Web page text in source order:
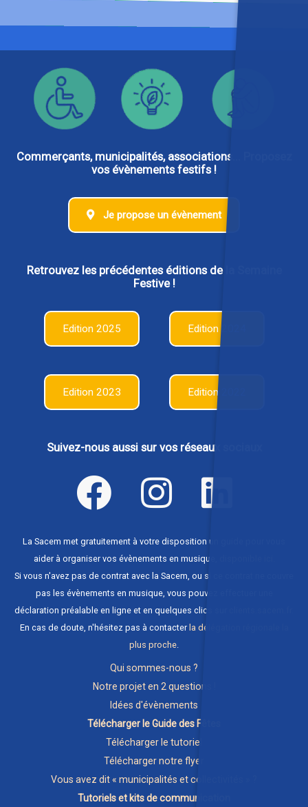
Commerçants, municipalités, associations... Proposez
vos évènements festifs !
Je propose un évènement
Retrouvez les précédentes éditions de la Semaine
Festive !
Edition 2025 Edition 2024
Edition 2023 Edition 2022
Suivez-nous aussi sur vos réseaux sociaux
La Sacem met gratuitement à votre disposition un guide pour vous
aider à organiser vos évènements en musique,
Si vous n'avez pas de contrat avec la Sacem, ou si ce contrat ne couvre
pas les évènements en musique, vous pouvez effectuer une
déclaration préalable en ligne et en quelques clics sur
En cas de doute, n'hésitez pas à contacter la délégation régionale la
plus proche.
Qui sommes-nous ?
Notre projet en 2 questions !
Idées d'évènements
Télécharger le Guide des Fêtes
Télécharger le tutoriel
Télécharger notre flyer
Vous avez dit « municipalités et collectivités » ?
Tutoriels et kits de communication